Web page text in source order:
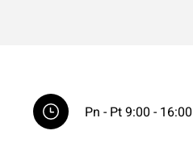
Pn - Pt 9:00 - 16:00